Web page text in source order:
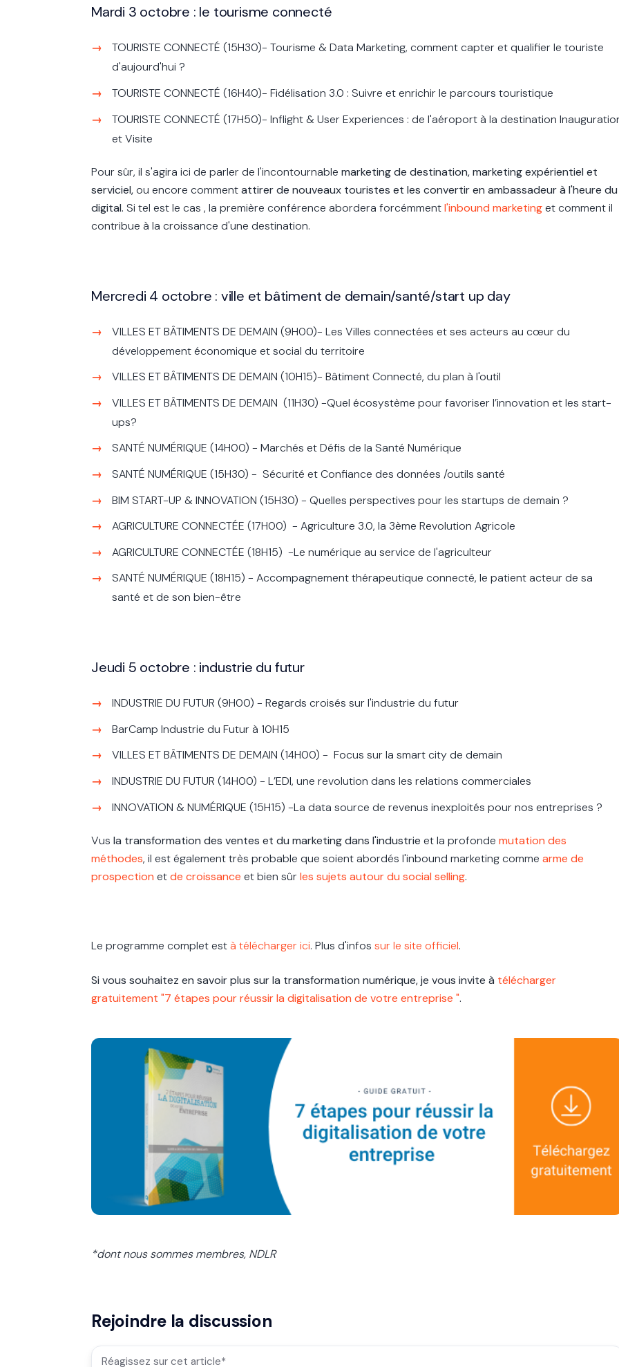
Mardi 3 octobre : le tourisme connecté
TOURISTE CONNECTÉ (15H30)- Tourisme & Data Marketing, comment capter et qualifier le touriste
d'aujourd'hui ?
TOURISTE CONNECTÉ (16H40)- Fidélisation 3.0 : Suivre et enrichir le parcours touristique
TOURISTE CONNECTÉ (17H50)- Inflight & User Experiences : de l'aéroport à la destination
et Visite
Pour sûr, il s'agira ici de parler de l'incontournable marketing de destination, marketing expérientiel et
serviciel,ou encore commentattirer de nouveaux touristes et les convertir en ambassadeur à l'heure du
digital. Si tel est le cas , la première conférence abordera forcémmentl'inbound marketinget comment il
contribue à la croissance d'une destination.
Mercredi 4 octobre : ville et bâtiment de demain/santé/start up day
VILLES ET BÂTIMENTS DE DEMAIN (9H00)- Les Villes connectées et ses acteurs au cœur du
développement économique et social du territoire
VILLES ET BÂTIMENTS DE DEMAIN (10H15)- Bâtiment Connecté, du plan à l'outil
VILLES ET BÂTIMENTS DE DEMAIN (11H30) -Quel écosystème pour favoriser l’innovation et les start-
ups?
SANTÉ NUMÉRIQUE (14H00) - Marchés et Défis de la Santé Numérique
SANTÉ NUMÉRIQUE (15H30) - Sécurité et Confiance des données /outils santé
BIM START-UP & INNOVATION (15H30) - Quelles perspectives pour les startups de demain ?
AGRICULTURE CONNECTÉE (17H00) - Agriculture 3.0, la 3ème Revolution Agricole
AGRICULTURE CONNECTÉE (18H15) -Le numérique au service de l'agriculteur
SANTÉ NUMÉRIQUE (18H15) - Accompagnement thérapeutique connecté, le patient acteur de sa
santé et de son bien-être
Jeudi 5 octobre : industrie du futur
INDUSTRIE DU FUTUR (9H00) - Regards croisés sur l'industrie du futur
BarCamp Industrie du Futur à 10H15
VILLES ET BÂTIMENTS DE DEMAIN (14H00) - Focus sur la smart city de demain
INDUSTRIE DU FUTUR (14H00) - L’EDI, une revolution dans les relations commerciales
INNOVATION & NUMÉRIQUE (15H15) -La data source de revenus inexploités pour nos entreprises ?
Vus la transformation des ventes et du marketing dans l'industrie et la profonde mutation des
méthodes, il est également très probable que soient abordés l'inbound marketing comme arme de
prospection etde croissance et bien sûrles sujets autour du social selling.
Le programme complet està télécharger ici. Plus d'infos sur le site officiel.
Si vous souhaitez en savoir plus sur la transformation numérique, je vous invite à télécharger
gratuitement "7 étapes pour réussir la digitalisation de votre entreprise ".
*dont nous sommes membres, NDLR
Rejoindre la discussion